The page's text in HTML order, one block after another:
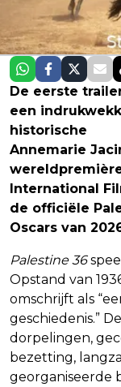
De eerste
een
historische
Annemarie
International
de officiële
Oscars van
Palestine 36
Opstand van
omschrijft als
geschiedenis.”
dorpelingen,
bezetting,
georganiseerde